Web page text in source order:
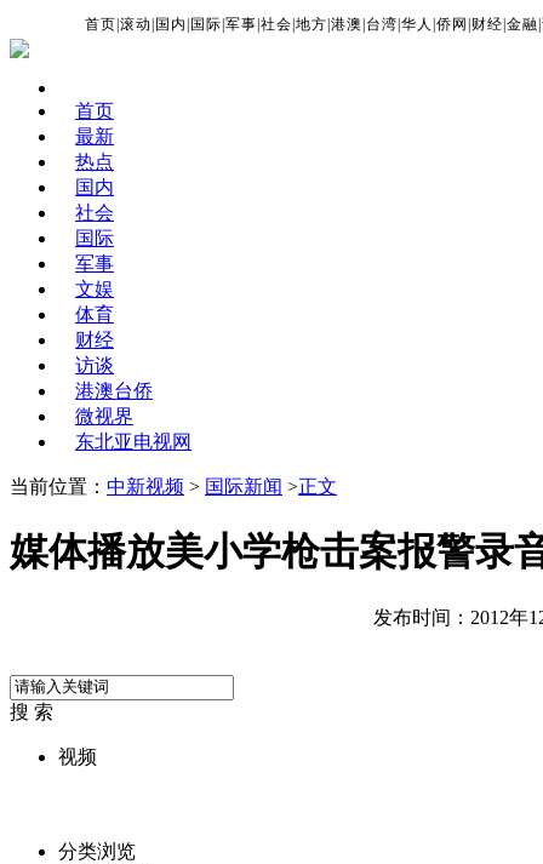
首页 |滚动 国内 国际 |军事 |社会 |地方 |港澳 台湾 |华人 |侨网 财经 |金融 |
首页
最新
热点
国内
社会
国际
军事
文娱
体育
财经
访谈
港澳台侨
微视界
东北亚电视网
当前位置： 中新视频 > 国际新闻 >正文
媒体播放美小学枪击案报警录
发布时间：2012年
搜 索
视频
分类浏览